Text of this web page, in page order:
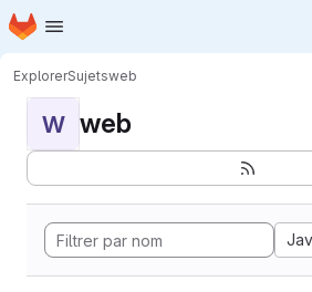
Passer au contenu principal
Page d'accueil
ExplorerSujetsweb
W web